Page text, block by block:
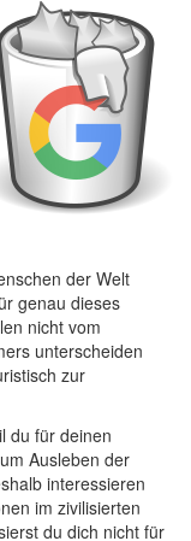
der Welt
genau dieses
nicht vom
unterscheiden
zur
du für deinen
Ausleben der
interessieren
im zivilisierten
du dich nicht für